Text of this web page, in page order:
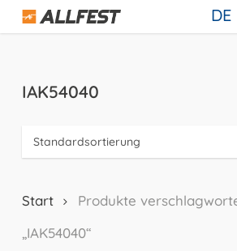
Skip
DE
IAK54040
Start
Produkte
„IAK54040“